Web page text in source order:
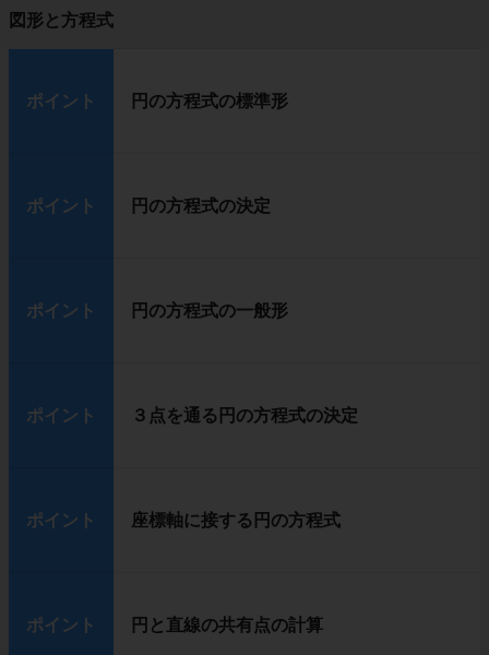
図形と方程式
ポイント 円の方程式の標準形
ポイント 円の方程式の決定
ポイント 円の方程式の一般形
ポイント ３点を通る円の方程式の決定
ポイント 座標軸に接する円の方程式
ポイント 円と直線の共有点の計算